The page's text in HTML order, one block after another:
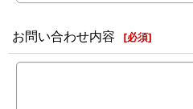
お問い合わせ内容 [必須]